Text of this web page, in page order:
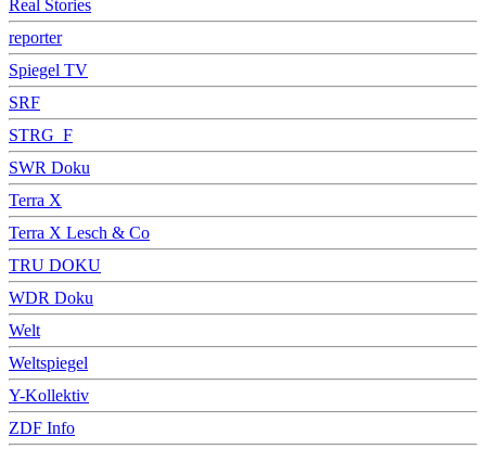
Real Stories
reporter
Spiegel TV
SRF
STRG_F
SWR Doku
Terra X
Terra X Lesch & Co
TRU DOKU
WDR Doku
Welt
Weltspiegel
Y-Kollektiv
ZDF Info